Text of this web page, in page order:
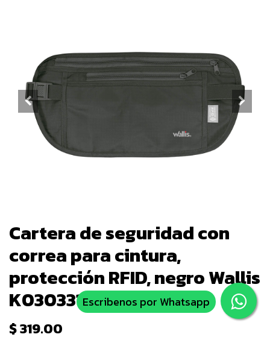
Cartera de seguridad con
correa para cintura,
protección RFID, negro Wallis
K0303315
$319.00
Escribenos por Whatsapp